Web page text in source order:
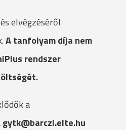
elvégzéséről
A tanfolyam díja nem
rendszer
a
gytk@barczi.elte.hu